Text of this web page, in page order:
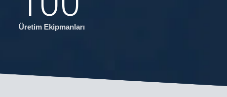
Üretim Ekipmanları